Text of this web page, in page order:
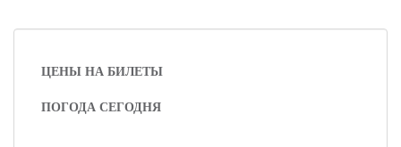
ЦЕНЫ НА БИЛЕТЫ
ПОГОДА СЕГОДНЯ